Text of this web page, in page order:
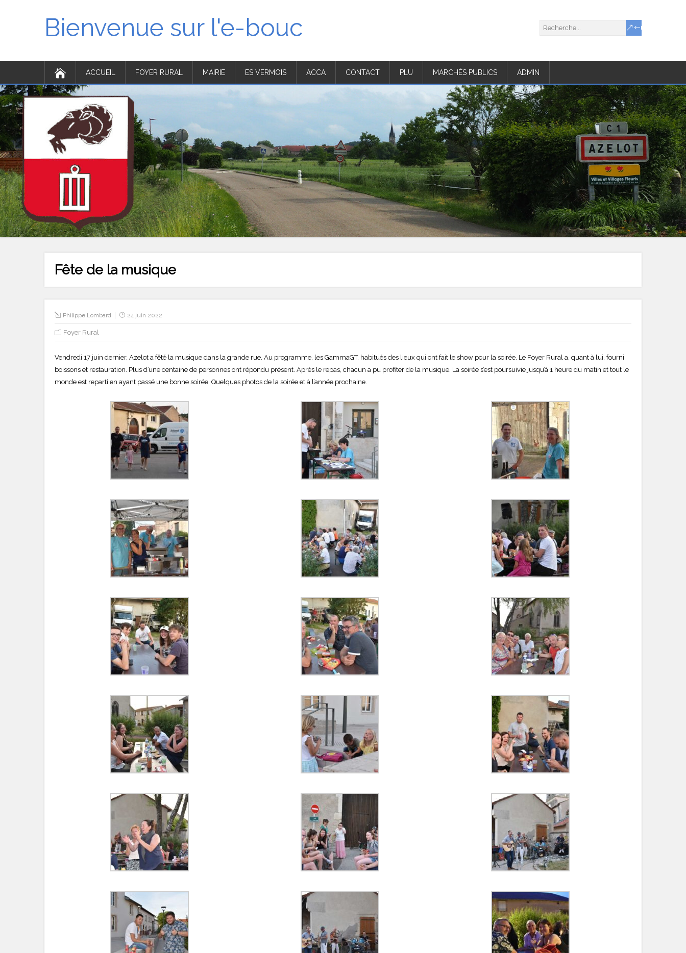
Bienvenue sur l'e-bouc
ACCUEIL FOYER RURAL MAIRIE ES VERMOIS ACCA CONTACT PLU MARCHÉS PUBLICS ADMIN
Fête de la musique
Philippe Lombard 24 juin 2022
Foyer Rural
Vendredi 17 juin dernier, Azelot a fêté la musique dans la grande rue. Au programme, les GammaGT, habitués des lieux qui ont fait le show pour la soirée. Le Foyer Rural a, quant à lui, fourni
boissons et restauration. Plus d’une centaine de personnes ont répondu présent. Après le repas, chacun a pu profiter de la musique. La soirée s’est poursuivie jusqu’à 1 heure du matin et tout le
monde est reparti en ayant passé une bonne soirée. Quelques photos de la soirée et à l’année prochaine.